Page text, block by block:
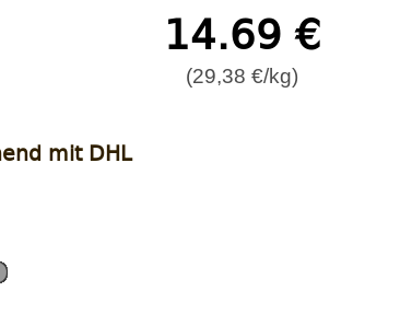
14.69 €
(29,38 €/kg)
mit DHL